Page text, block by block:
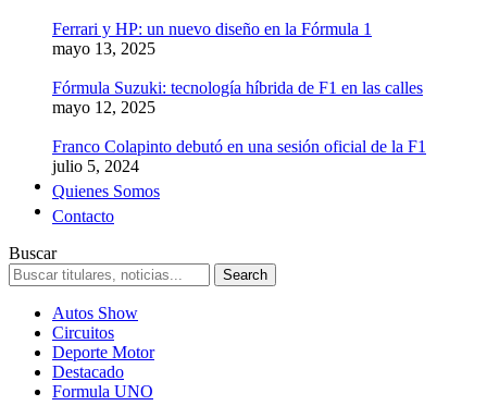
Ferrari y HP: un nuevo diseño en la Fórmula 1
mayo 13, 2025
Fórmula Suzuki: tecnología híbrida de F1 en las calles
mayo 12, 2025
Franco Colapinto debutó en una sesión oficial de la F1
julio 5, 2024
Quienes Somos
Contacto
Buscar
Autos Show
Circuitos
Deporte Motor
Destacado
Formula UNO